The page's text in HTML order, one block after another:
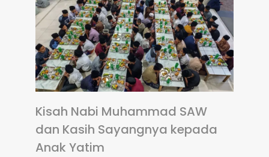
Kisah Nabi Muhammad SAW
dan Kasih Sayangnya kepada
Anak Yatim